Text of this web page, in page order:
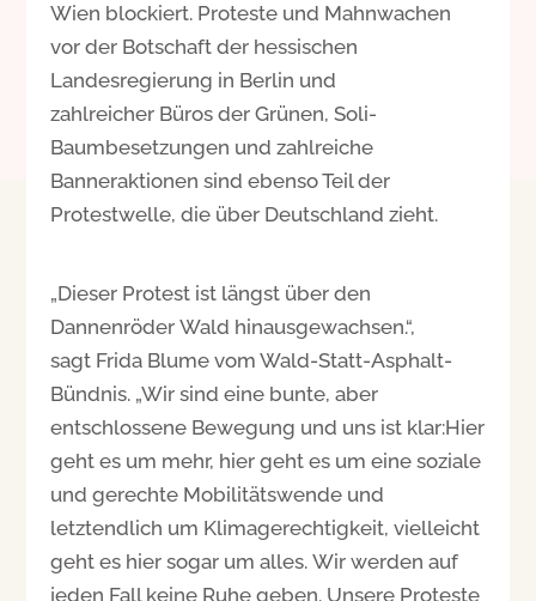
Wien blockiert. Proteste und Mahnwachen
vor der Botschaft der hessischen
Landesregierung in Berlin und
zahlreicher Büros der Grünen, Soli-
Baumbesetzungen und zahlreiche
Banneraktionen sind ebenso Teil der
Protestwelle, die über Deutschland zieht.
„Dieser Protest ist längst über den
Dannenröder Wald hinausgewachsen.“,
sagt Frida Blume vom Wald-Statt-Asphalt-
Bündnis. „Wir sind eine bunte, aber
entschlossene Bewegung und uns ist klar:Hier
geht es um mehr, hier geht es um eine soziale
und gerechte Mobilitätswende und
letztendlich um Klimagerechtigkeit, vielleicht
geht es hier sogar um alles. Wir werden auf
jeden Fall keine Ruhe geben. Unsere Proteste